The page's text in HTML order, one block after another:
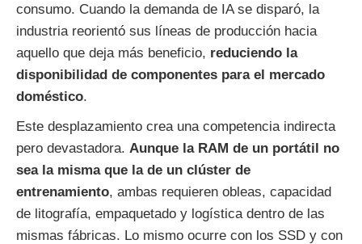
consumo. Cuando la demanda de IA se disparó, la
industria reorientó sus líneas de producción hacia
aquello que deja más beneficio, reduciendo la
disponibilidad de componentes para el mercado
doméstico.
Este desplazamiento crea una competencia indirecta
pero devastadora. Aunque la RAM de un portátil no
sea la misma que la de un clúster de
entrenamiento, ambas requieren obleas, capacidad
de litografía, empaquetado y logística dentro de las
mismas fábricas. Lo mismo ocurre con los SSD y con